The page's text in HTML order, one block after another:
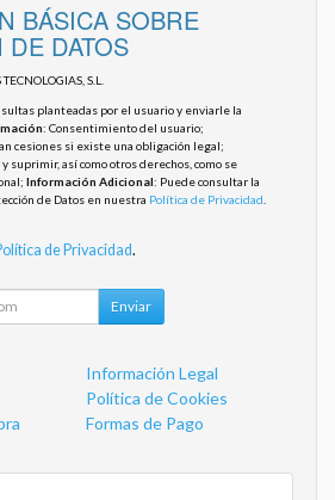
BÁSICA SOBRE
DATOS
S.L.
planteadas por el usuario y enviarle la
: Consentimiento del usuario;
cesiones si existe una obligación legal;
suprimir, así como otros derechos, como se
Información Adicional: Puede consultar la
de Datos en nuestra Política de Privacidad
de Privacidad.
Enviar
Información Legal
Política de Cookies
Formas de Pago